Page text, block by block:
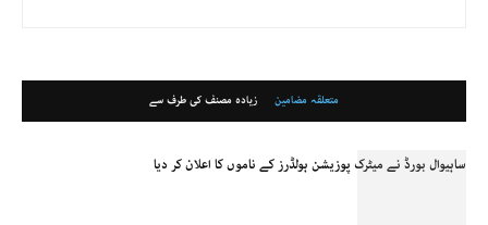
متعلقہ مضامین زیادہ مصنف کی طرف سے
ساہیوال بورڈ نے میٹرک پوزیشن ہولڈرز کے ناموں کا اعلان کر دیا